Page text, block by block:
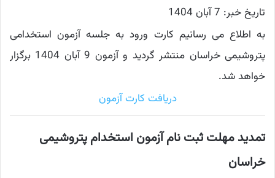
تاریخ خبر: 7 آبان 1404
به اطلاع می رسانیم کارت ورود به جلسه آزمون استخدامی
پتروشیمی خراسان منتشر گردید و آزمون 9 آبان 1404 برگزار
خواهد شد.
دریافت کارت آزمون
تمدید مهلت ثبت نام آزمون استخدام پتروشیمی
خراسان